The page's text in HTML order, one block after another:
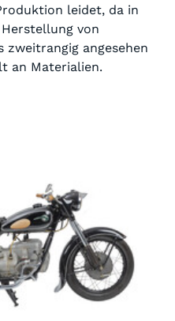
leidet, da in
von
angesehen
an Materialien.